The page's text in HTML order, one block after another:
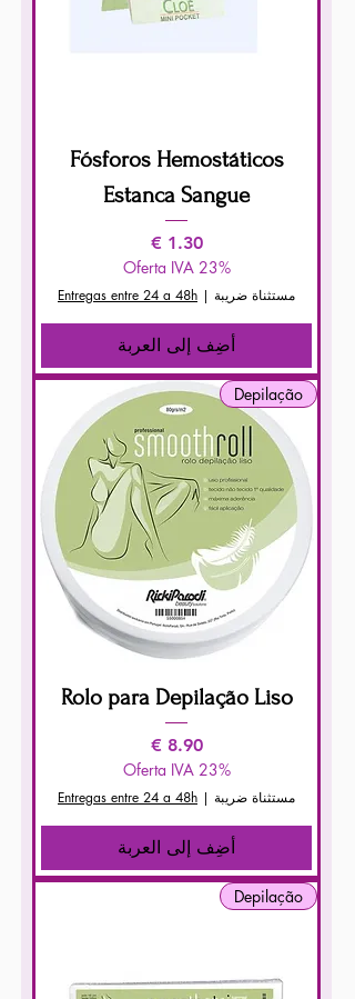
Fósforos Hemostáticos
Estanca Sangue
السعر‏1.30 €
Oferta IVA 23%
مستثناة ضريبة |
Entregas entre 24 a 48h
أضِف إلى العربة
Depilação
Rolo para Depilação Liso
السعر‏8.90 €
Oferta IVA 23%
مستثناة ضريبة |
Entregas entre 24 a 48h
أضِف إلى العربة
Depilação